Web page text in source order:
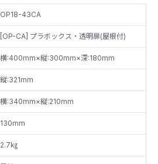
OP18-43CA
[OP-CA] プラボックス・透明扉(屋根付)
横:400mm×縦:300mm×深:180mm
縦:321mm
横:340mm×縦:210mm
130mm
2.7㎏